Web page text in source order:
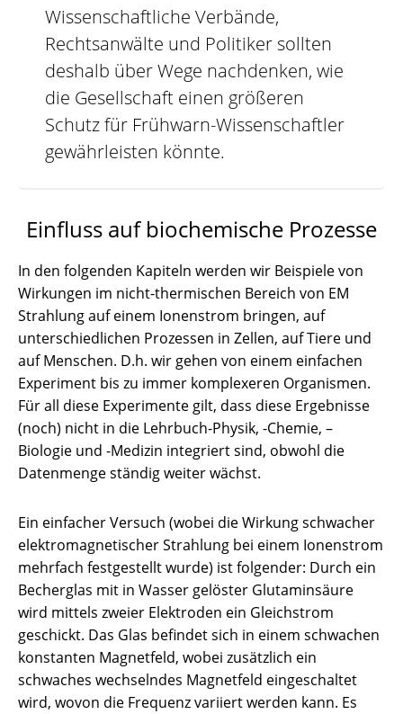
Wissenschaftliche Verbände,
Rechtsanwälte und Politiker sollten
deshalb über Wege nachdenken, wie
die Gesellschaft einen größeren
Schutz für Frühwarn-Wissenschaftler
gewährleisten könnte.
Einfluss auf biochemische Prozesse
In den folgenden Kapiteln werden wir Beispiele von
Wirkungen im nicht-thermischen Bereich von EM
Strahlung auf einem Ionenstrom bringen, auf
unterschiedlichen Prozessen in Zellen, auf Tiere und
auf Menschen. D.h. wir gehen von einem einfachen
Experiment bis zu immer komplexeren Organismen.
Für all diese Experimente gilt, dass diese Ergebnisse
(noch) nicht in die Lehrbuch-Physik, -Chemie, –
Biologie und -Medizin integriert sind, obwohl die
Datenmenge ständig weiter wächst.
Ein einfacher Versuch (wobei die Wirkung schwacher
elektromagnetischer Strahlung bei einem Ionenstrom
mehrfach festgestellt wurde) ist folgender: Durch ein
Becherglas mit in Wasser gelöster Glutaminsäure
wird mittels zweier Elektroden ein Gleichstrom
geschickt. Das Glas befindet sich in einem schwachen
konstanten Magnetfeld, wobei zusätzlich ein
schwaches wechselndes Magnetfeld eingeschaltet
wird, wovon die Frequenz variiert werden kann. Es